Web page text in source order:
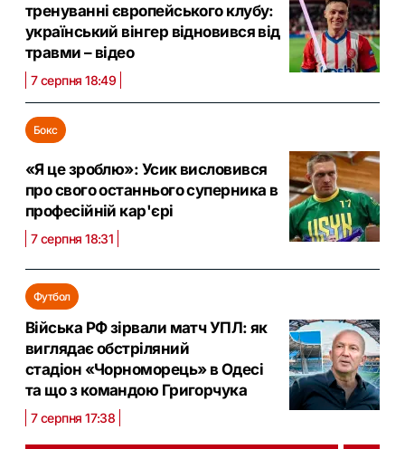
тренуванні європейського клубу:
український вінгер відновився від
травми – відео
7 серпня 18:49
Бокс
«Я це зроблю»: Усик висловився
про свого останнього суперника в
професійній кар'єрі
7 серпня 18:31
Футбол
Війська РФ зірвали матч УПЛ: як
виглядає обстріляний
стадіон «Чорноморець» в Одесі
та що з командою Григорчука
7 серпня 17:38